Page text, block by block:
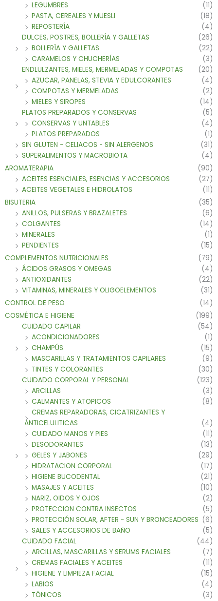
LEGUMBRES
(11)
PASTA, CEREALES Y MUESLI
(18)
REPOSTERÍA
(4)
DULCES, POSTRES, BOLLERÍA Y GALLETAS
(26)
BOLLERÍA Y GALLETAS
(22)
CARAMELOS Y CHUCHERÍAS
(3)
ENDLULZANTES, MIELES, MERMELADAS Y COMPOTAS
(20)
AZUCAR, PANELAS, STEVIA Y EDULCORANTES
(4)
COMPOTAS Y MERMELADAS
(2)
MIELES Y SIROPES
(14)
PLATOS PREPARADOS Y CONSERVAS
(5)
CONSERVAS Y UNTABLES
(4)
PLATOS PREPARADOS
(1)
SIN GLUTEN - CELIACOS - SIN ALERGENOS
(31)
SUPERALIMENTOS Y MACROBIOTA
(4)
AROMATERAPIA
(90)
ACEITES ESENCIALES, ESENCIAS Y ACCESORIOS
(27)
ACEITES VEGETALES E HIDROLATOS
(11)
BISUTERIA
(35)
ANILLOS, PULSERAS Y BRAZALETES
(6)
COLGANTES
(14)
MINERALES
(1)
PENDIENTES
(15)
COMPLEMENTOS NUTRICIONALES
(79)
ÁCIDOS GRASOS Y OMEGAS
(4)
ANTIOXIDANTES
(22)
VITAMINAS, MINERALES Y OLIGOELEMENTOS
(31)
CONTROL DE PESO
(14)
COSMÉTICA E HIGIENE
(199)
CUIDADO CAPILAR
(54)
ACONDICIONADORES
(1)
CHAMPÚS
(15)
MASCARILLAS Y TRATAMIENTOS CAPILARES
(9)
TINTES Y COLORANTES
(30)
CUIDADO CORPORAL Y PERSONAL
(123)
ARCILLAS
(3)
CALMANTES Y ATOPICOS
(8)
CREMAS REPARADORAS, CICATRIZANTES Y
ANTICELULITICAS
(4)
CUIDADO MANOS Y PIES
(11)
DESODORANTES
(13)
GELES Y JABONES
(29)
HIDRATACION CORPORAL
(17)
HIGIENE BUCODENTAL
(21)
MASAJES Y ACEITES
(10)
NARIZ, OIDOS Y OJOS
(2)
PROTECCION CONTRA INSECTOS
(5)
PROTECCIÓN SOLAR, AFTER - SUN Y BRONCEADORES (6)
SALES Y ACCESORIOS DE BAÑO
(5)
CUIDADO FACIAL
(44)
ARCILLAS, MASCARILLAS Y SERUMS FACIALES
(7)
CREMAS FACIALES Y ACEITES
(11)
HIGIENE Y LIMPIEZA FACIAL
(15)
LABIOS
(4)
TÓNICOS
(3)